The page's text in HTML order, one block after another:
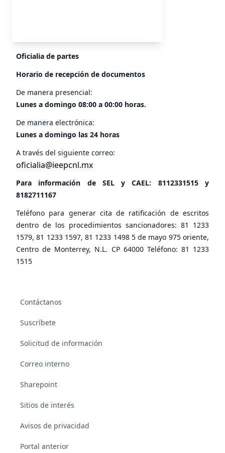
Oficialia de partes
Horario de recepción de documentos
De manera presencial:
Lunes a domingo 08:00 a 00:00 horas.
De manera electrónica:
Lunes a domingo las 24 horas
A través del siguiente correo:
oficialia@ieepcnl.mx
Para información de SEL y CAEL: 8112331515y
8182711167
Teléfono para generar cita de ratificación de escritos
dentro de los procedimientos sancionadores: 81 1233
1579, 81 1233 1597, 81 1233 1498 5 de mayo 975 oriente,
Centro de Monterrey, N.L. CP 64000 Teléfono: 81 1233
1515
Contáctanos
Suscríbete
Solicitud de información
Correo interno
Sharepoint
Sitios de interés
Avisos de privacidad
Portal anterior